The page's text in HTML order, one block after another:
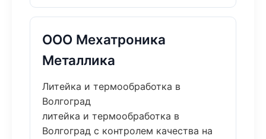
ООО Мехатроника
Металлика
Литейка и термообработка в
Волгоград
литейка и термообработка в
Волгоград с контролем качества на